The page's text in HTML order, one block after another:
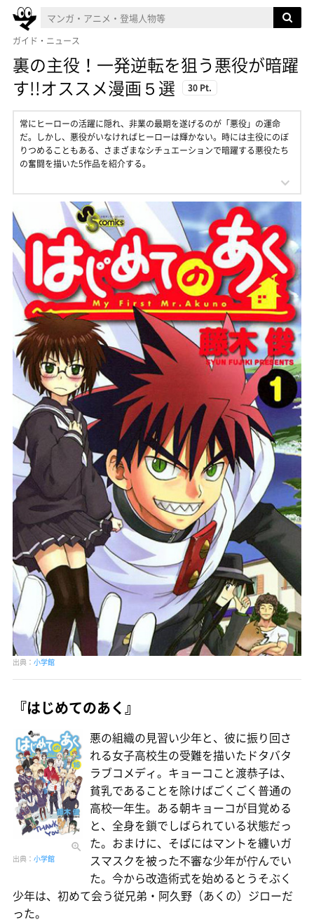
ガイド・ニュース
裏の主役！一発逆転を狙う悪役が暗躍
す!!オススメ漫画５選
30 Pt.
常にヒーローの活躍に隠れ、非業の最期を遂げるのが「悪役」の運命
だ。しかし、悪役がいなければヒーローは輝かない。時には主役にのぼ
りつめることもある、さまざまなシチュエーションで暗躍する悪役たち
の奮闘を描いた5作品を紹介する。
出典： 小学館
『はじめてのあく』
出典： 小学館
悪の組織の見習い少年と、彼に振り回さ
れる女子高校生の受難を描いたドタバタ
ラブコメディ。キョーコこと渡恭子は、
貧乳であることを除けばごくごく普通の
高校一年生。ある朝キョーコが目覚める
と、全身を鎖でしばられている状態だっ
た。おまけに、そばにはマントを纏いガ
スマスクを被った不審な少年が佇んでい
た。今から改造術式を始めるとうそぶく
少年は、初めて会う従兄弟・阿久野（あくの）ジローだ
った。